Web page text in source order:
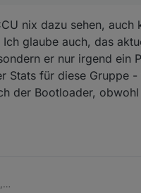
nix dazu sehen, auch
glaube auch, das
er nur irgend ein
Stats für diese Gruppe
der Bootloader,